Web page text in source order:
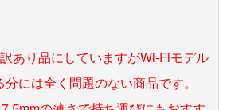
あり品にしていますがWi-Fiモデル
には全く問題のない商品です。